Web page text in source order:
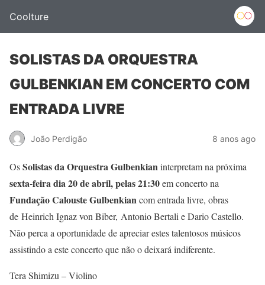
Coolture
SOLISTAS DA ORQUESTRA
GULBENKIAN EM CONCERTO COM
ENTRADA LIVRE
João Perdigão 8 anos ago
OsSolistas da Orquestra Gulbenkianinterpretam na próxima
sexta-feira dia 20 de abril, pelas 21:30em concerto na
Fundação Calouste Gulbenkiancom entrada livre, obras
de Heinrich Ignaz von Biber, Antonio Bertali e Dario Castello.
Não perca a oportunidade de apreciar estes talentosos músicos
assistindo a este concerto que não o deixará indiferente.
Tera Shimizu – Violino